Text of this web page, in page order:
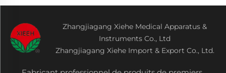
Zhangjiagang Xiehe Medical Apparatus &
Instruments Co., Ltd
Zhangjiagang Xiehe Import & Export Co., Ltd.